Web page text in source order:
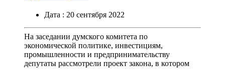
Дата : 20 сентября 2022
На заседании думского комитета по
экономической политике, инвестициям,
промышленности и предпринимательству
депутаты рассмотрели проект закона, в котором